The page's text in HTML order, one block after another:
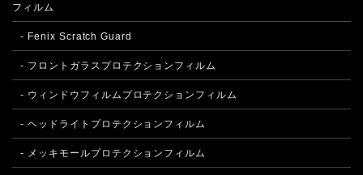
フィルム
- Fenix Scratch Guard
- フロントガラスプロテクションフィルム
- ウィンドウフィルムプロテクションフィルム
- ヘッドライトプロテクションフィルム
- メッキモールプロテクションフィルム